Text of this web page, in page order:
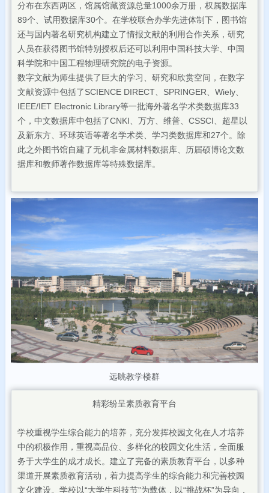
分布在东西两区，馆属馆藏资源总量1000余万册，权属数据库
89个、试用数据库30个。在学校联合办学先进体制下，图书馆
还与国内著名研究机构建立了情报文献的利用合作关系，研究
人员在获得图书馆特别授权后还可以利用中国科技大学、中国
科学院和中国工程物理研究院的电子资源。
数字文献为师生提供了巨大的学习、研究和欣赏空间，在数字
文献资源中包括了SCIENCE DIRECT、SPRINGER、Wiely、
IEEE/IET Electronic Library等一批海外著名学术类数据库33
个，中文数据库中包括了CNKI、万方、维普、CSSCI、超星以
及新东方、环球英语等著名学术类、学习类数据库和27个。除
此之外图书馆自建了无机非金属材料数据库、历届硕博论文数
据库和教师著作数据库等特殊数据库。
远眺教学楼群
精彩纷呈素质教育平台
学校重视学生综合能力的培养，充分发挥校园文化在人才培养
中的积极作用，重视高品位、多样化的校园文化生活，全面服
务于大学生的成才成长。建立了完备的素质教育平台，以多种
渠道开展素质教育活动，着力提高学生的综合能力和完善校园
文化建设。学校以“大学生科技节”为载体，以“挑战杯”为导向，